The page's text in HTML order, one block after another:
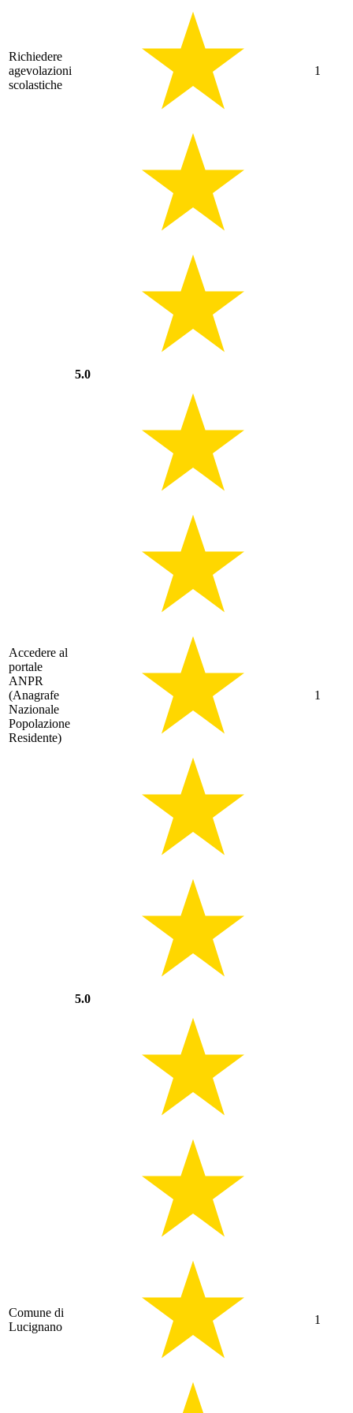
Richiedere
agevolazioni
scolastiche
5.0
1
Accedere al
portale
ANPR
(Anagrafe
Nazionale
Popolazione
Residente)
5.0
1
Comune di
Lucignano
1